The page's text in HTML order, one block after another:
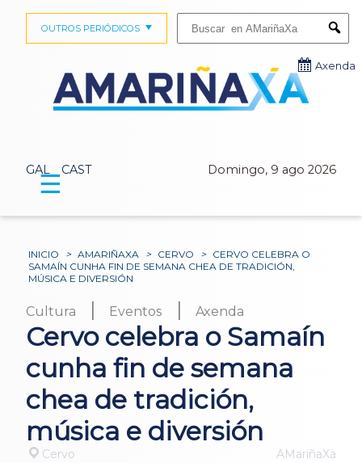
GAL CAST Domingo, 9 ago 2026
OUTROS PERIÓDICOS
Axenda
☰
INICIO > AMARIÑAXA > CERVO > CERVO CELEBRA O
SAMAÍN CUNHA FIN DE SEMANA CHEA DE TRADICIÓN,
MÚSICA E DIVERSIÓN
Cultura | Eventos | Axenda
Cervo celebra o Samaín
cunha fin de semana
chea de tradición,
música e diversión
Cervo AMariñaXa